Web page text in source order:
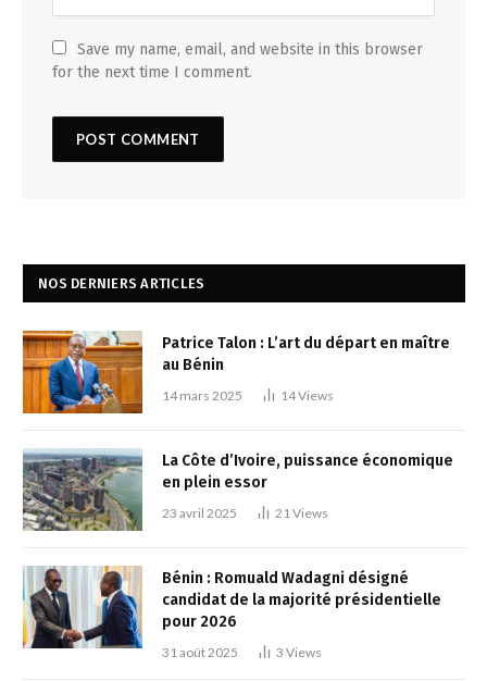
Save my name, email, and website in this browser
for the next time I comment.
NOS DERNIERS ARTICLES
Patrice Talon : L’art du départ en maître
au Bénin
14 mars 2025 14Views
La Côte d’Ivoire, puissance économique
en plein essor
23 avril 2025 21 Views
Bénin : Romuald Wadagni désigné
candidat de la majorité présidentielle
pour 2026
31 août 2025 3 Views